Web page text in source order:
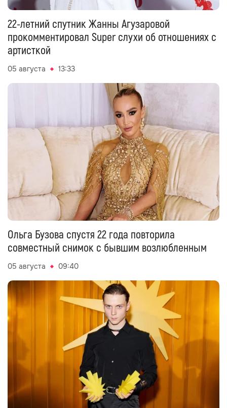
22-летний спутник Жанны Агузаровой
прокомментировал Super слухи об отношениях с
артисткой
05 августа 13:33
Ольга Бузова спустя 22 года повторила
совместный снимок с бывшим возлюбленным
05 августа 09:40